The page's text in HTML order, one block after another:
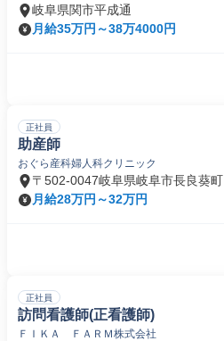
岐阜県関市平成通
月給35万円～38万4000円
正社員
助産師
おぐら産科婦人科クリニック
〒502-0047岐阜県岐阜市長良葵町
月給28万円～32万円
正社員
訪問看護師(正看護師)
ＦＩＫＡ ＦＡＲＭ株式会社